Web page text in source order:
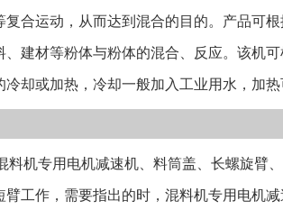
非对称螺旋
部的空缺，
旋，理论上
此阀与长螺
合运动，从而达到混合的目的。产品可
建材等粉体与粉体的混合、反应。该机
却或加热，冷却一般加入工业用水，加热
专用电机减速机、料筒盖、长螺旋臂
工作，需要指出的时，混料机专用电机